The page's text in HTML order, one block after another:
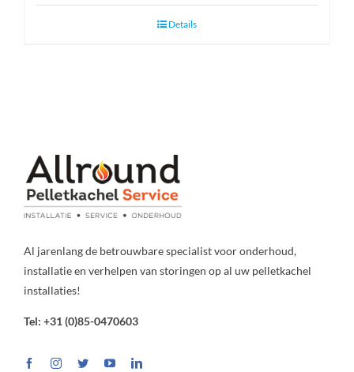
Details
Al jarenlang de betrouwbare specialist voor onderhoud,
installatie en verhelpen van storingen op al uw pelletkachel
installaties!
Tel: +31 (0)85-0470603